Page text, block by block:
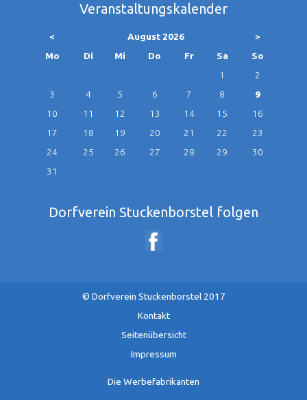
Veranstaltungskalender
< August 2026
>
Montag Di enstag
Mi ttwoch
Do nnerstag
Freitag SamstagSonntag
1
2
3
4 5 6 7 8
9
10
11 12 13 14 15
16
17
18 19 20 21 22
23
24
25 26 27 28 29
30
31
Dorfverein Stuckenborstel folgen
© Dorfverein Stuckenborstel 2017
Navigation
überspringen
Kontakt
Seitenübersicht
Impressum
Die Werbefabrikanten